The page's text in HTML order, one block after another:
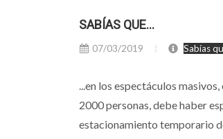
SABÍAS QUE...
07/03/2019 Sabías
...en los espectáculos
2000 personas, debe haber
estacionamiento temporario